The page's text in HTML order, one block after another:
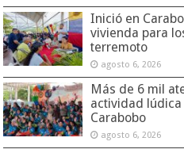
Inició en
vivienda para
terremoto
agosto 6, 2026
Más de 6 mil
actividad lúdica
Carabobo
agosto 6, 2026